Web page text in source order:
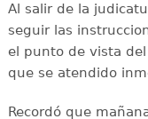
Al salir de la
seguir las
el punto de vista
que se atendido
Recordó que